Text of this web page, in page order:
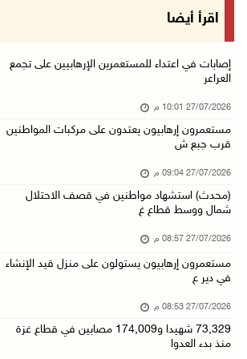
اقرأ أيضا
إصابات في اعتداء للمستعمرين الإرهابيين على تجمع
العراعر
27/07/2026 10:01 م
مستعمرون إرهابيون يعتدون على مركبات المواطنين
قرب جبع ش
27/07/2026 09:04 م
(محدث) استشهاد مواطنين في قصف الاحتلال
شمال ووسط قطاع غ
27/07/2026 08:57 م
مستعمرون إرهابيون يستولون على منزل قيد الإنشاء
في دير ع
27/07/2026 08:53 م
73,329 شهيدا و174,009 مصابين في قطاع غزة
منذ بدء العدوا